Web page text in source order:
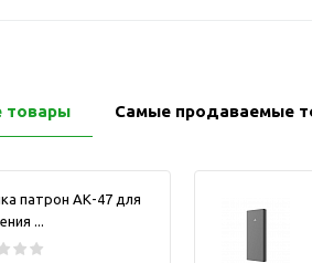
товары Самые продаваемые
патрон АК-47 для
...